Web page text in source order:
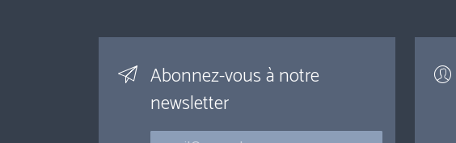
Abonnez-vous à notre
newsletter
Courriel